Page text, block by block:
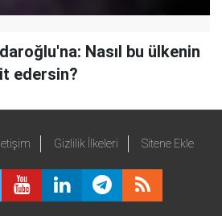
Nasıl bu ülkenin
edersin?
İletişim Gizlilik İlkeleri Sitene Ekle